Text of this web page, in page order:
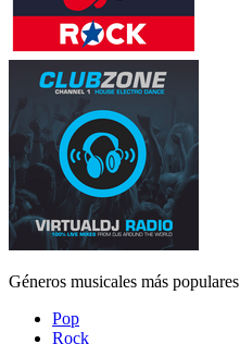
Géneros musicales más populares
Pop
Rock